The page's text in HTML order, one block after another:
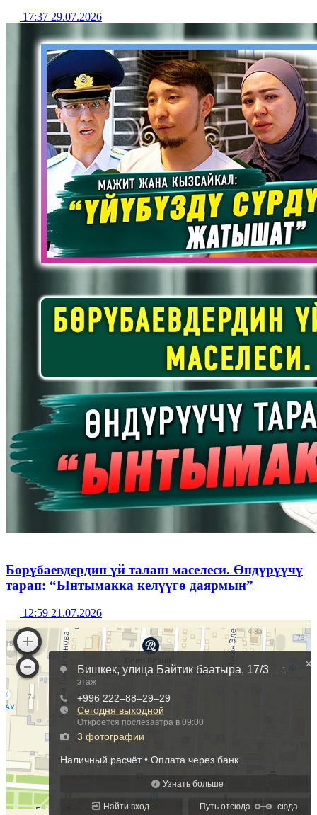
17:37 29.07.2026
Бөрүбаевдердин үй талаш маселеси. Өндүрүүчү
тарап: “Ынтымакка келүүгө даярмын”
12:59 21.07.2026